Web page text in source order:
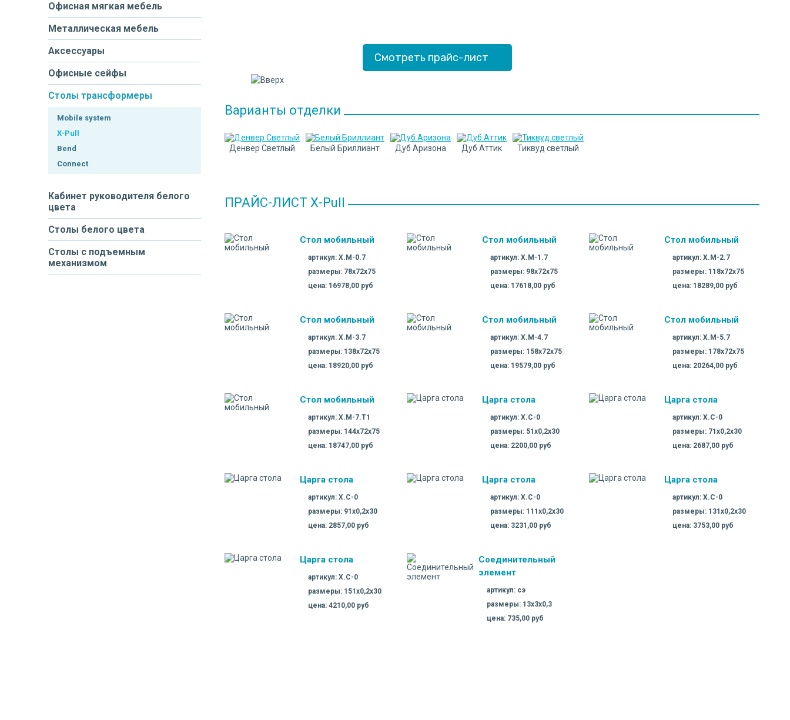
Офисная мягкая мебель
Металлическая мебель
Аксессуары
Офисные сейфы
Столы трансформеры
Mobile system
X-Pull
Bend
Connect
Кабинет руководителя белого
цвета
Столы белого цвета
Столы с подъемным
механизмом
Смотреть прайс-лист
Варианты отделки
Денвер Cветлый Белый Бриллиант Дуб Аризона Дуб Аттик Тиквуд светлый
ПРАЙС-ЛИСТ X-Pull
Стол мобильный
артикул: X.M-0.7
размеры: 78х72х75
цена: 16978,00 руб
Стол мобильный
артикул: X.M-1.7
размеры: 98х72х75
цена: 17618,00 руб
Стол мобильный
артикул: X.M-2.7
размеры: 118х72х75
цена: 18289,00 руб
Стол мобильный
артикул: X.M-3.7
размеры: 138х72х75
цена: 18920,00 руб
Стол мобильный
артикул: X.M-4.7
размеры: 158х72х75
цена: 19579,00 руб
Стол мобильный
артикул: X.M-5.7
размеры: 178х72х75
цена: 20264,00 руб
Стол мобильный
артикул: X.M-7.T1
размеры: 144х72х75
цена: 18747,00 руб
Царга стола
артикул: X.C-0
размеры: 51х0,2х30
цена: 2200,00 руб
Царга стола
артикул: X.C-0
размеры: 71х0,2х30
цена: 2687,00 руб
Царга стола
артикул: X.C-0
размеры: 91х0,2х30
цена: 2857,00 руб
Царга стола
артикул: X.C-0
размеры: 111х0,2х30
цена: 3231,00 руб
Царга стола
артикул: X.C-0
размеры: 131х0,2х30
цена: 3753,00 руб
Царга стола
артикул: X.C-0
размеры: 151х0,2х30
цена: 4210,00 руб
Соединительный
элемент
артикул: сэ
размеры: 13х3х0,3
цена: 735,00 руб